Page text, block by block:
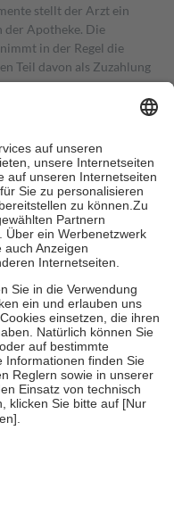
stellt der Arzt ein
der Apotheke. Die
in der Regel die
Teil davon als Zuzahlung
in Höhe von zehn
mehr als die tatsächlichen
für Online-Apotheken.
beträgt die
zehn Euro je
ihre eigene Gesundheit zu
zu unterstützen,
18. Lebensjahr
die von der
um echte Bewertungen